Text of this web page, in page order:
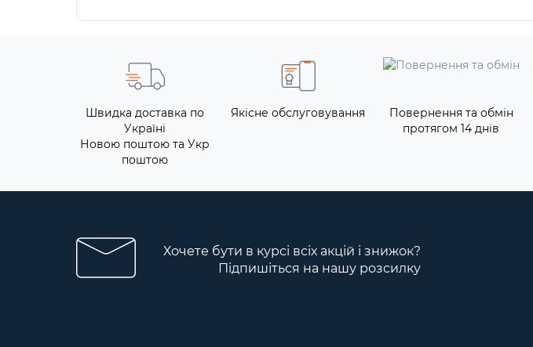
Швидка доставка по
Україні
Новою поштою та Укр
поштою
Якісне обслуговування
Повернення та обмін
протягом 14 днів
Хочете бути в курсі всіх акцій і знижок?
Підпишіться на нашу розсилку